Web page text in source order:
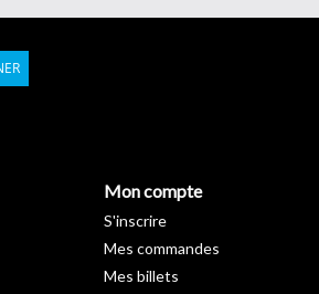
Mon compte
S'inscrire
Mes commandes
Mes billets